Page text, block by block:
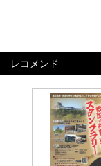
レコメンド